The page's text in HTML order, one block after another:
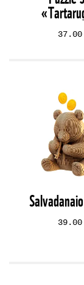
37.00
39.00